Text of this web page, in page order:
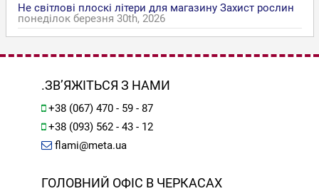
Не світлові плоскі літери для магазину Захист рослин
понеділок березня 30th, 2026
.ЗВ’ЯЖІТЬСЯ З НАМИ
+38 (067) 470 - 59 - 87
+38 (093) 562 - 43 - 12
flami@meta.ua
ГОЛОВНИЙ ОФІС В ЧЕРКАСАХ